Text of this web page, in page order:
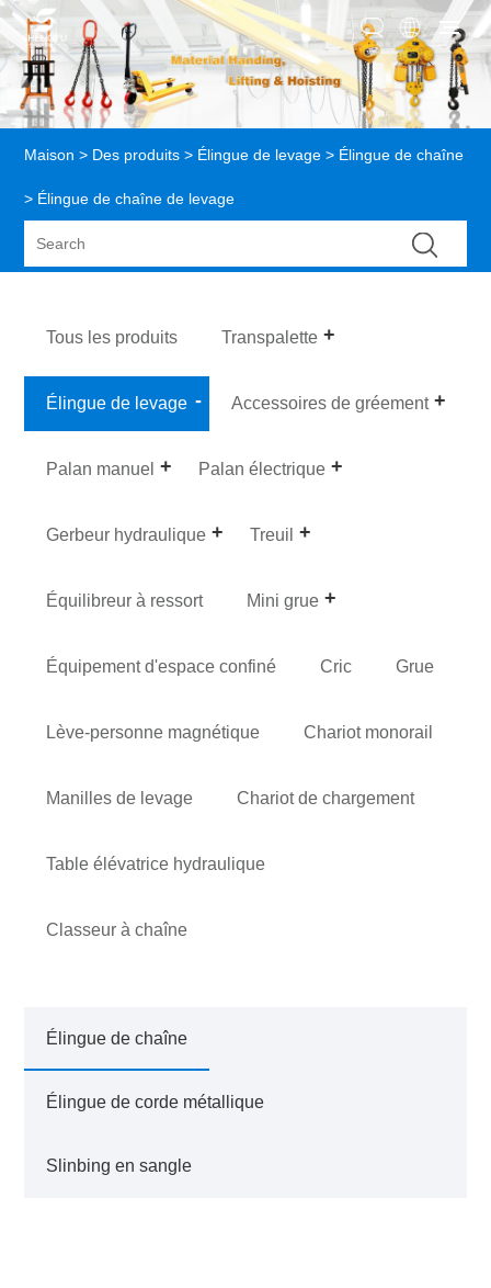
Maison > Des produits > Élingue de levage > Élingue de chaîne
> Élingue de chaîne de levage
Tous les produits Transpalette
Élingue de levage Accessoires de gréement
Palan manuel Palan électrique
Gerbeur hydraulique Treuil
Équilibreur à ressort Mini grue
Équipement d'espace confiné Cric Grue
Lève-personne magnétique Chariot monorail
Manilles de levage Chariot de chargement
Table élévatrice hydraulique
Classeur à chaîne
Élingue de chaîne
Élingue de corde métallique
Slinbing en sangle